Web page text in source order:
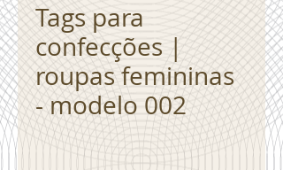
Tags para
confecções |
roupas femininas
- modelo 002